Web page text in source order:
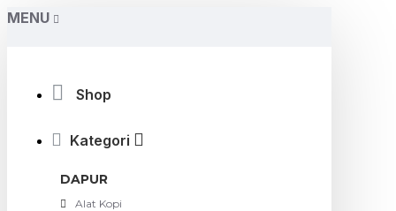
MENU
Shop
Kategori
DAPUR
Alat Kopi